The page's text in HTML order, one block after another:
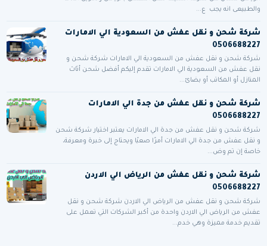
والطبيعى انه يجب ع...
شركة شحن و نقل عفش من السعودية الي الامارات
0506688227
شركة شحن و نقل عفش من السعودية الي الامارات شركة شحن و
نقل عفش من السعودية الي الامارات تقدم إليكم أفضل شحن أثاث
المنازل أو المكاتب أو بضائ...
شركة شحن و نقل عفش من جدة الي الامارات
0506688227
شركة شحن و نقل عفش من جدة الي الامارات يعتبر اختيار شركة شحن
و نقل عفش من جدة الي الامارات أمرًا صعبًا ويحتاج إلى خبرة ومعرفة،
خاصة إن تم وض...
شركة شحن و نقل عفش من الرياض الي الاردن
0506688227
شركة شحن و نقل عفش من الرياض الي الاردن شركة شحن و نقل
عفش من الرياض الي الاردن واحدة من أكبر الشركات التي تعمل على
تقديم خدمة مميزة وهي خدم...